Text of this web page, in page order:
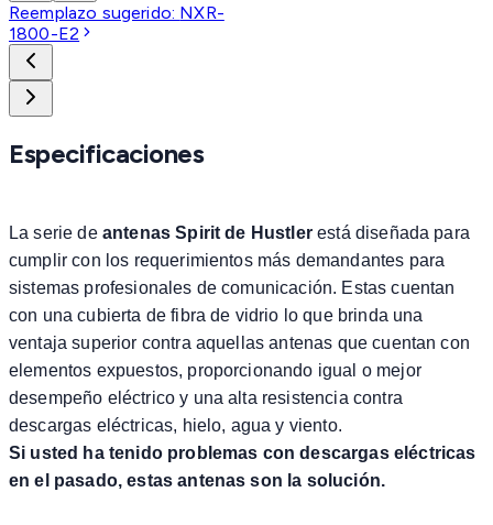
Reemplazo sugerido: NXR-
1800-E2
Especificaciones
La serie de antenas Spirit de Hustlerestá diseñada para
cumplir con los requerimientos más demandantes para
sistemas profesionales de comunicación. Estas cuentan
con una cubierta de fibra de vidrio lo que brinda una
ventaja superior contra aquellas antenas que cuentan con
elementos expuestos, proporcionando igual o mejor
desempeño eléctrico y una alta resistencia contra
descargas eléctricas, hielo, agua y viento.
Si usted ha tenido problemas con descargas eléctricas
en el pasado, estas antenas son la solución.